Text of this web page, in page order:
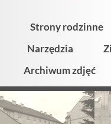
Strony rodzinne
Narzędzia
Archiwum zdjęć